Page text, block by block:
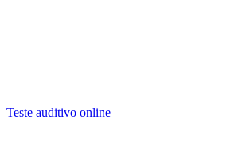
Teste auditivo online